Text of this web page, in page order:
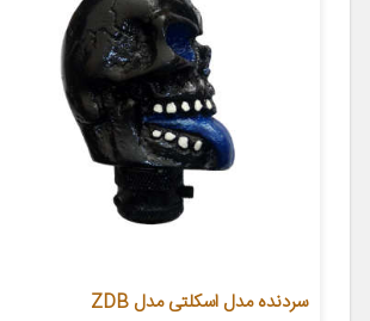
سردنده مدل اسکلتی مدل ZDB